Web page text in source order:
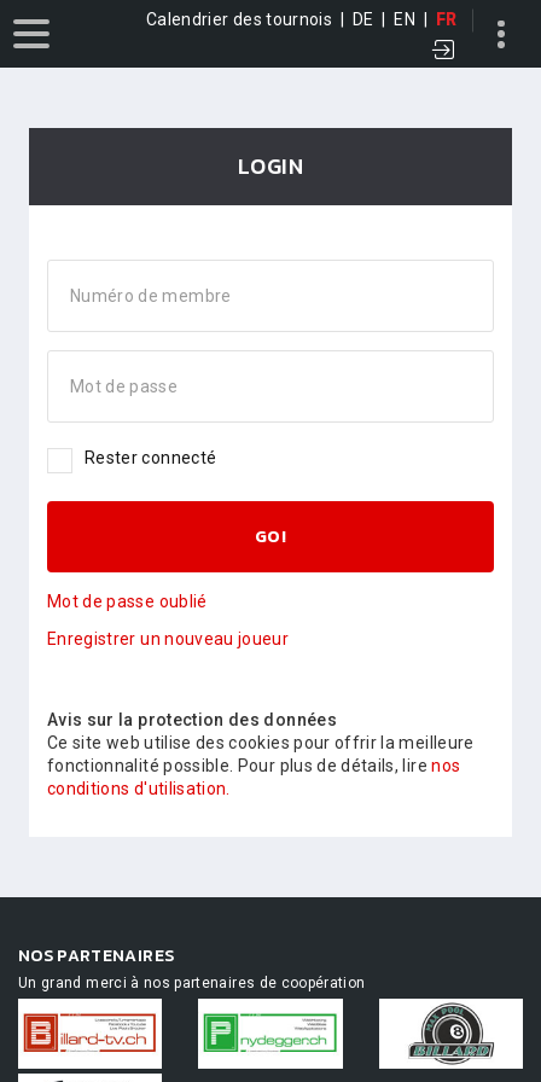
Calendrier des tournois DE EN FR
LOGIN
Numéro de membre
Mot de passe
Rester connecté
GO!
Mot de passe oublié
Enregistrer un nouveau joueur
Avis sur la protection des données
Ce site web utilise des cookies pour offrir la meilleure
fonctionnalité possible. Pour plus de détails, lirenos
conditions d'utilisation.
NOS PARTENAIRES
Un grand merci à nos partenaires de coopération